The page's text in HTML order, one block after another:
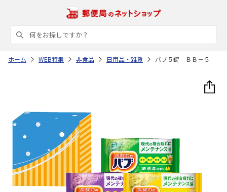
ホーム WEB特集 非食品 日用品・雑貨 バブ５錠 ＢＢ－５